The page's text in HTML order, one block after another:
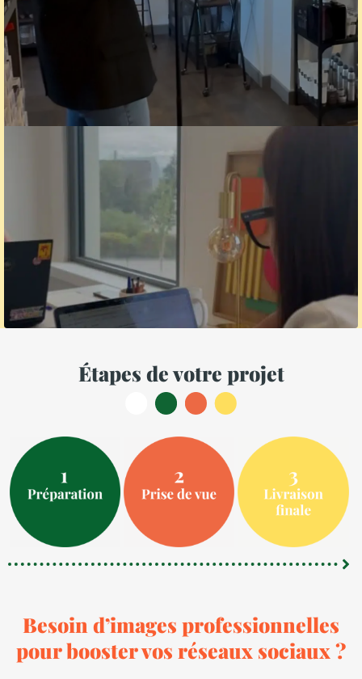
Étapes de votre projet
Besoin d’images professionnelles
pour booster vos réseaux sociaux ?